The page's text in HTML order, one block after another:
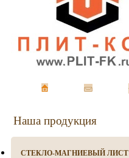
Наша продукция
СТЕКЛО-МАГНИЕВЫЙ ЛИСТ